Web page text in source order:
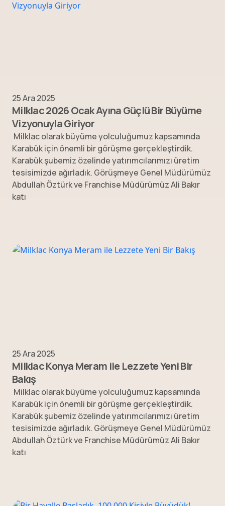
25 Ara 2025
Milklac 2026 Ocak Ayına Güçlü Bir Büyüme
Vizyonuyla Giriyor
Milklac olarak büyüme yolculuğumuz kapsamında
Karabük için önemli bir görüşme gerçekleştirdik.
Karabük şubemiz özelinde yatırımcılarımızı üretim
tesisimizde ağırladık. Görüşmeye Genel Müdürümüz
Abdullah Öztürk ve Franchise Müdürümüz Ali Bakır
katı
25 Ara 2025
Milklac Konya Meram ile Lezzete Yeni Bir
Bakış
Milklac olarak büyüme yolculuğumuz kapsamında
Karabük için önemli bir görüşme gerçekleştirdik.
Karabük şubemiz özelinde yatırımcılarımızı üretim
tesisimizde ağırladık. Görüşmeye Genel Müdürümüz
Abdullah Öztürk ve Franchise Müdürümüz Ali Bakır
katı